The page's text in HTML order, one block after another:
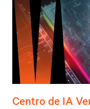
Centro de IA